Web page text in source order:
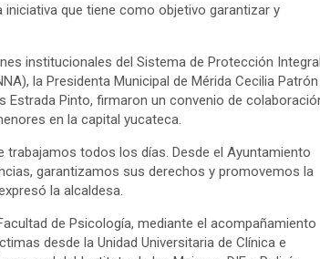
que tiene como objetivo garantizar y
institucionales del Sistema de Protección Integral
la Presidenta Municipal de Mérida Cecilia Patrón
Estrada Pinto, firmaron un convenio de
en la capital yucateca.
trabajamos todos los días. Desde el Ayuntamiento
garantizamos sus derechos y promovemos la
la alcaldesa.
de Psicología, mediante el acompañamiento
desde la Unidad Universitaria de Clínica e